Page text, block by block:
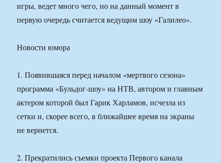
игры, ведет много чего, но на данный момент в
первую очередь считается ведущим шоу «Галилео».
Новости юмора
1. Появившаяся перед началом «мертвого сезона»
программа «Бульдог-шоу» на НТВ, автором и главным
актером которой был Гарик Харламов, исчезла из
сетки и, скорее всего, в ближайшее время на экраны
не вернется.
2. Прекратились съемки проекта Первого канала